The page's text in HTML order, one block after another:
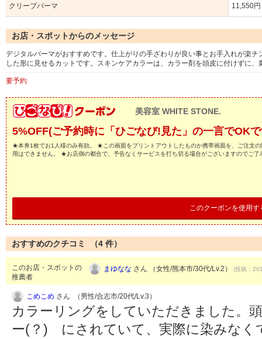
クリープパーマ 11,550円
お店・スポットからのメッセージ
デジタルパーマがおすすめです。仕上がりの手ざわりが良い事とお手入れが楽
した形に見せるカットです。スキンケアカラーは、カラー剤を頭皮に付けずに
要予約
美容室 WHITE STONE.
5%OFF(ご予約時に「ひごなび!見た」の一言でOK
★本券1枚でお1人様のみ有効。 ★この画面をプリントアウトしたものか携帯画面を、ご注文
用はできません。 ★お店側の都合で、予告なくサービスを打ち切る場合がございますのでご了
このクーポンを使用す
おすすめのクチコミ （4 件）
このお店・スポットの
推薦者
まゆなな さん （女性/熊本市/30代/Lv.2） (投稿：
こめこめ さん （男性/合志市/20代/Lv.3）
カラーリングをしていただきました。
ー(？) にされていて、実際に染みなく